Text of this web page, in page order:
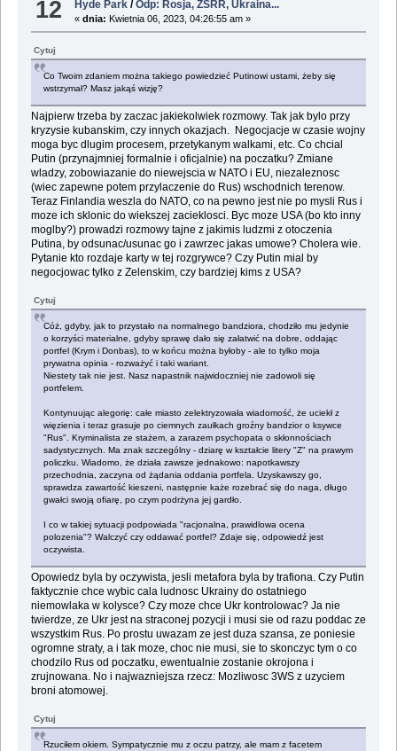
12 Hyde Park /Odp: Rosja, ZSRR, Ukraina...
«dnia: Kwietnia 06, 2023, 04:26:55 am »
Cytuj
Co Twoim zdaniem można takiego powiedzieć Putinowi ustami, żeby się
wstrzymał? Masz jakąś wizję?
Najpierw trzeba by zaczac jakiekolwiek rozmowy. Tak jak bylo przy
kryzysie kubanskim, czy innych okazjach. Negocjacje w czasie wojny
moga byc dlugim procesem, przetykanym walkami, etc. Co chcial
Putin (przynajmniej formalnie i oficjalnie) na poczatku? Zmiane
wladzy, zobowiazanie do niewejscia w NATO i EU, niezaleznosc
(wiec zapewne potem przylaczenie do Rus) wschodnich terenow.
Teraz Finlandia weszla do NATO, co na pewno jest nie po mysli Rus i
moze ich sklonic do wiekszej zacieklosci. Byc moze USA (bo kto inny
moglby?) prowadzi rozmowy tajne z jakimis ludzmi z otoczenia
Putina, by odsunac/usunac go i zawrzec jakas umowe? Cholera wie.
Pytanie kto rozdaje karty w tej rozgrywce? Czy Putin mial by
negocjowac tylko z Zelenskim, czy bardziej kims z USA?
Cytuj
Cóż, gdyby, jak to przystało na normalnego bandziora, chodziło mu jedynie
o korzyści materialne, gdyby sprawę dało się załatwić na dobre, oddając
portfel (Krym i Donbas), to w końcu można byłoby - ale to tylko moja
prywatna opinia - rozważyć i taki wariant.
Niestety tak nie jest. Nasz napastnik najwidoczniej nie zadowoli się
portfelem.
Kontynuując alegorię: całe miasto zelektryzowała wiadomość, że uciekł z
więzienia i teraz grasuje po ciemnych zaułkach groźny bandzior o ksywce
"Rus". Kryminalista ze stażem, a zarazem psychopata o skłonnościach
sadystycznych. Ma znak szczególny - dziarę w kształcie litery "Z" na prawym
policzku. Wiadomo, że działa zawsze jednakowo: napotkawszy
przechodnia, zaczyna od żądania oddania portfela. Uzyskawszy go,
sprawdza zawartość kieszeni, następnie każe rozebrać się do naga, długo
gwałci swoją ofiarę, po czym podrżyna jej gardło.
I co w takiej sytuacji podpowiada "racjonalna, prawidlowa ocena
polozenia"? Walczyć czy oddawać portfel? Zdaje się, odpowiedź jest
oczywista.
Opowiedz byla by oczywista, jesli metafora byla by trafiona. Czy Putin
faktycznie chce wybic cala ludnosc Ukrainy do ostatniego
niemowlaka w kolysce? Czy moze chce Ukr kontrolowac? Ja nie
twierdze, ze Ukr jest na straconej pozycji i musi sie od razu poddac ze
wszystkim Rus. Po prostu uwazam ze jest duza szansa, ze poniesie
ogromne straty, a i tak moze, choc nie musi, sie to skonczyc tym o co
chodzilo Rus od poczatku, ewentualnie zostanie okrojona i
zrujnowana. No i najwazniejsza rzecz: Mozliwosc 3WS z uzyciem
broni atomowej.
Cytuj
Rzuciłem okiem. Sympatycznie mu z oczu patrzy, ale mam z facetem